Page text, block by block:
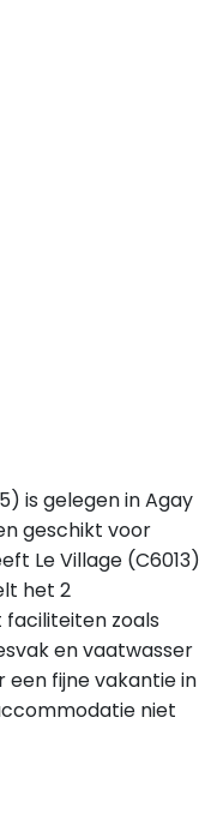
is gelegen in Agay
geschikt voor
Le Village (C6013)
het 2
faciliteiten zoals
en vaatwasser
fijne vakantie in
niet